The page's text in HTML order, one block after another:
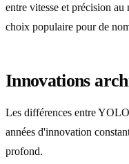
entre vitesse et précision
choix populaire pour de
Innovations
Les différences entre
années d'innovation
profond.